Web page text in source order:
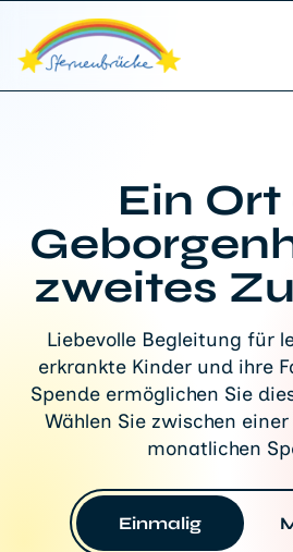
Ein
zweites
Liebevolle Begleitung für
erkrankte Kinder und ihre
Spende ermöglichen Sie
Wählen Sie zwischen
monatlichen
Einmalig